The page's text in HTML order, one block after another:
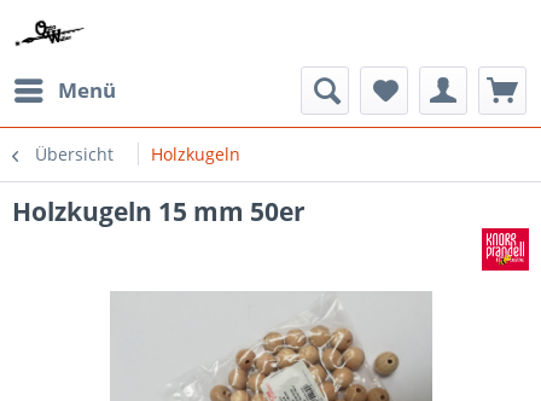
Menü
Übersicht Holzkugeln
Holzkugeln 15 mm 50er